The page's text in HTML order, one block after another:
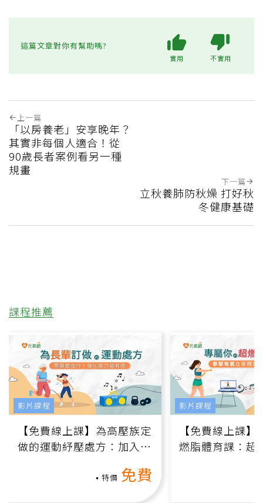
這篇文章對你有幫助嗎?
實用 不實用
上一篇
「以房養老」安享晚年？
其實非每個人適合！從
90歲長者案例看另一種
規畫
下一篇
立秋養肺防秋燥 打好秋
冬健康基礎
課程推薦
【免費線上課】為高壓族定
做的運動紓壓處方：加入行
特價 免費
影片課程
【免費線上課
燃脂體育課：超
影片課程